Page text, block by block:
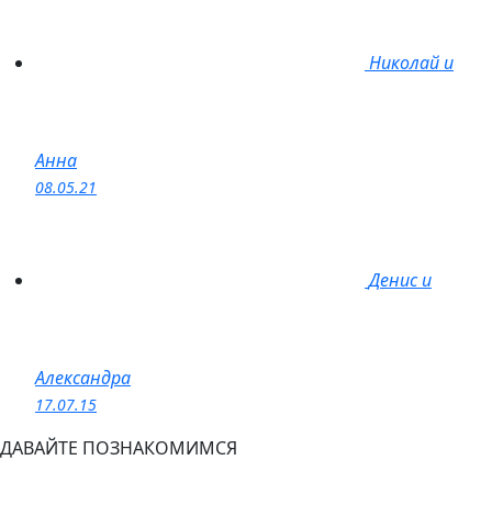
Николай и
Анна
08.05.21
Денис и
Александра
17.07.15
ДАВАЙТЕ ПОЗНАКОМИМСЯ